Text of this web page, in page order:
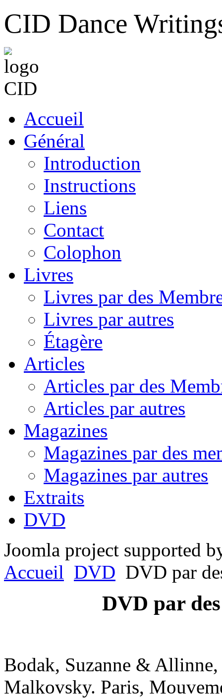
CID Dance
Accueil
Général
Introduction
Instructions
Liens
Contact
Colophon
Livres
Livres par des
Livres par autres
Étagère
Articles
Articles par des
Articles par autres
Magazines
Magazines par des
Magazines par autres
Extraits
DVD
Joomla project supported
Accueil DVD DVD par
DVD par
Bodak, Suzanne &
Malkovsky. Paris,